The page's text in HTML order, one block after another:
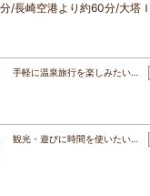
/長崎空港より約60分/大塔
手軽に温泉旅行を楽しみたい…
観光・遊びに時間を使いたい…